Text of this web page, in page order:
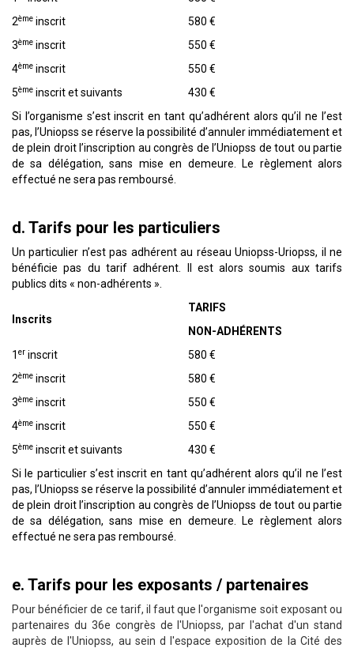
2ème inscrit
580 €
3ème inscrit
550 €
4ème inscrit
550 €
5ème inscrit et suivants
430 €
Si l’organisme s’est inscrit en tant qu’adhérent alors qu’il ne l’est
pas, l’Uniopss se réserve la possibilité d’annuler immédiatement et
de plein droit l’inscription au congrès de l’Uniopss de tout ou partie
de sa délégation, sans mise en demeure. Le règlement alors
effectué ne sera pas remboursé.
d. Tarifs pour les particuliers
Un particulier n’est pas adhérent au réseau Uniopss-Uriopss, il ne
bénéficie pas du tarif adhérent. Il est alors soumis aux tarifs
publics dits « non-adhérents ».
Inscrits
TARIFS
NON-ADH ÉRENTS
1 er inscrit
580 €
2ème inscrit
580 €
3ème inscrit
550 €
4ème inscrit
550 €
5ème inscrit et suivants
430 €
Si le particulier s’est inscrit en tant qu’adhérent alors qu’il ne l’est
pas, l’Uniopss se réserve la possibilité d’annuler immédiatement et
de plein droit l’inscription au congrès de l’Uniopss de tout ou partie
de sa délégation, sans mise en demeure. Le règlement alors
effectué ne sera pas remboursé.
e. Tarifs pour les exposants / partenaires
Pour bénéficier de ce tarif, il faut que l'organisme soit exposant ou
partenaires du 36e congrès de l'Uniopss, par l'achat d'un stand
auprès de l'Uniopss, au sein d l'espace exposition de la Cité des